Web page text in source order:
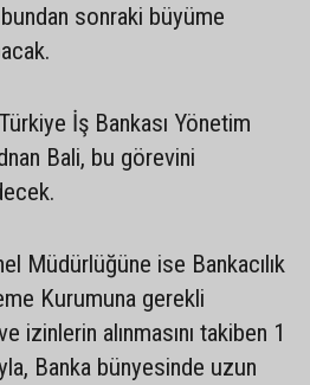
sonraki büyüme
İş Bankası Yönetim
Bali, bu görevini
Müdürlüğüne ise Bankacılık
Kurumuna gerekli
izinlerin alınmasını takiben 1
Banka bünyesinde uzun